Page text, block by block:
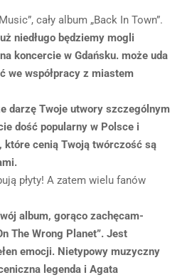
cały album „Back In Town”.
niedługo będziemy mogli
koncercie w Gdańsku. może uda
we współpracy z miastem
darzę Twoje utwory szczególnym
dość popularny w Polsce i
które cenią Twoją twórczość są
płyty! A zatem wielu fanów
album, gorąco zachęcam-
The Wrong Planet”. Jest
emocji. Nietypowy muzyczny
legenda i Agata